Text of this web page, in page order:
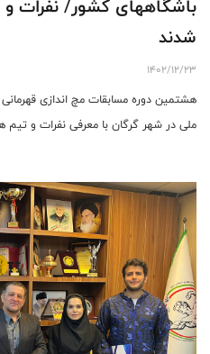
شدند
1402/12/23
هشتمین دوره مسابقات مچ اندازی
ملی در شهر گرگان با معرفی نفرات و تیم